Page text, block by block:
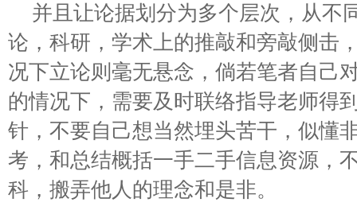
并且让论据划分为多个层次，从不
论，科研，学术上的推敲和旁敲侧击
况下立论则毫无悬念，倘若笔者自己
的情况下，需要及时联络指导老师得
针，不要自己想当然埋头苦干，似懂
考，和总结概括一手二手信息资源，
科，搬弄他人的理念和是非。